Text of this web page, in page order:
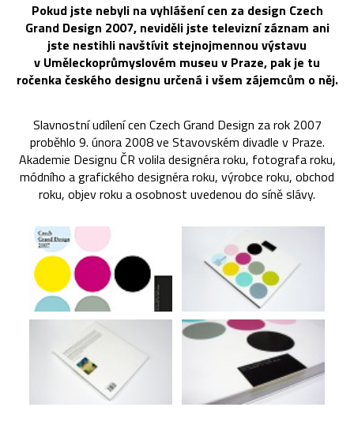
Pokud jste nebyli na vyhlášení cen za design Czech
Grand Design 2007, neviděli jste televizní záznam ani
jste nestihli navštívit stejnojmennou výstavu
v Uměleckoprůmyslovém museu v Praze, pak je tu
ročenka českého designu určená i všem zájemcům o něj.
Slavnostní udílení cen Czech Grand Design za rok 2007
proběhlo 9. února 2008 ve Stavovském divadle v Praze.
Akademie Designu ČR volila designéra roku, fotografa roku,
módního a grafického designéra roku, výrobce roku, obchod
roku, objev roku a osobnost uvedenou do síně slávy.